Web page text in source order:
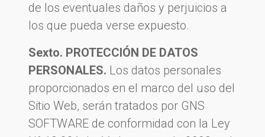
de los eventuales daños y perjuicios a
los que pueda verse expuesto.
Sexto. PROTECCIÓN DE DATOS
PERSONALES. Los datos personales
proporcionados en el marco del uso del
Sitio Web, serán tratados por GNS
SOFTWARE de conformidad con la Ley